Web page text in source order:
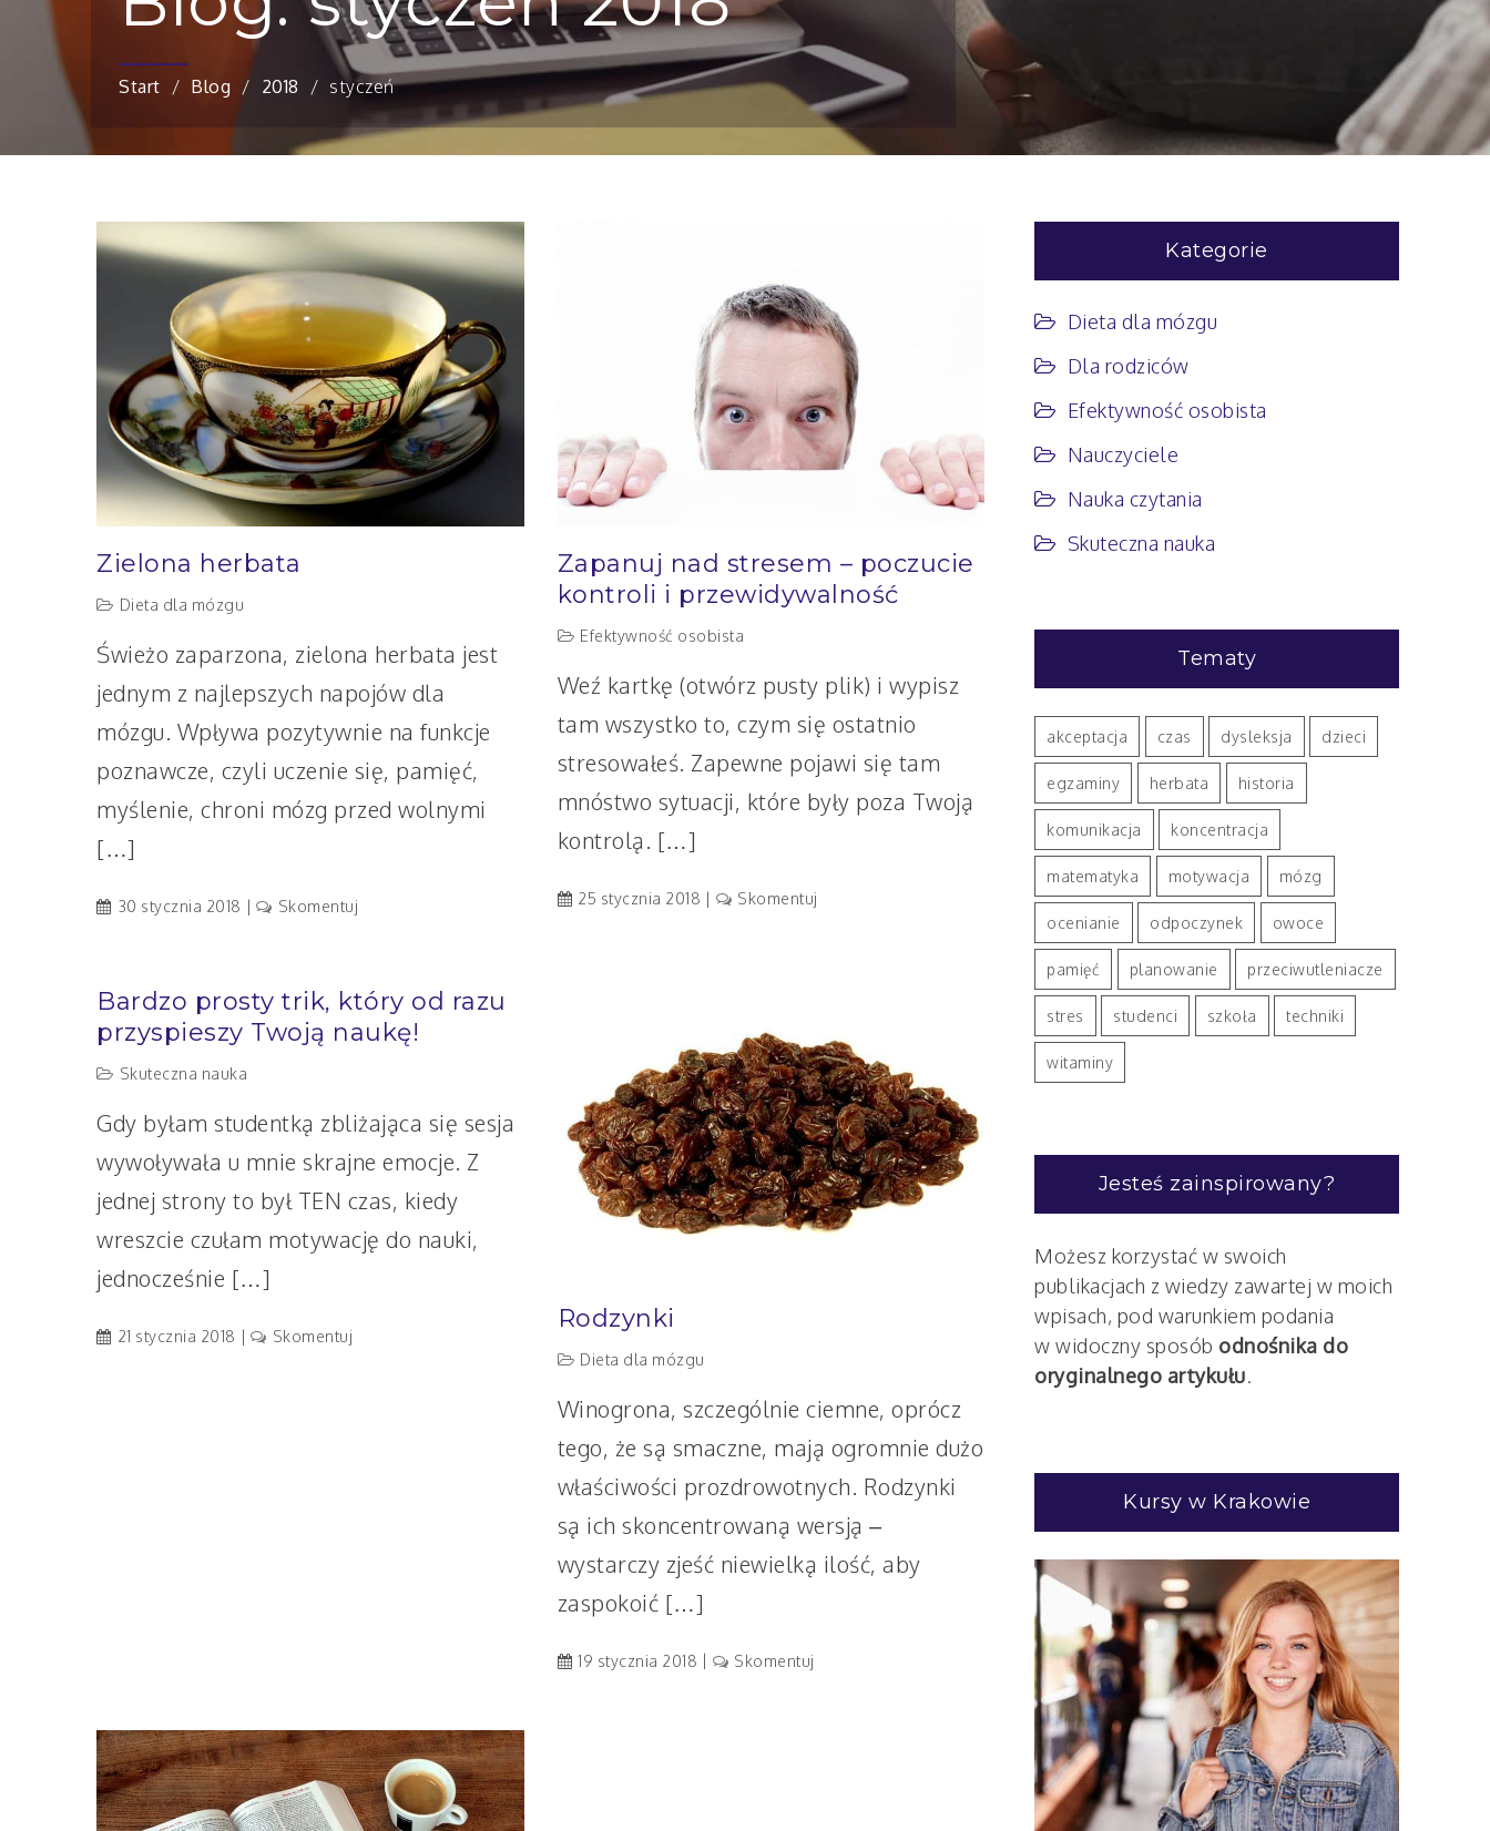
Start Blog 2018 styczeń
Zielona herbata
Dieta dla mózgu
Świeżo zaparzona, zielona herbata jest
jednym z najlepszych napojów dla
mózgu. Wpływa pozytywnie na funkcje
poznawcze, czyli uczenie się, pamięć,
myślenie, chroni mózg przed wolnymi
[…]
30 stycznia 2018 Skomentuj
Zapanuj nad stresem – poczucie
kontroli i przewidywalność
Efektywność osobista
Weź kartkę (otwórz pusty plik) i wypisz
tam wszystko to, czym się ostatnio
stresowałeś. Zapewne pojawi się tam
mnóstwo sytuacji, które były poza Twoją
kontrolą. […]
25 stycznia 2018 Skomentuj
kontroli
i przewidywalność
Bardzo prosty trik, który od razu
przyspieszy Twoją naukę!
Skuteczna nauka
Gdy byłam studentką zbliżająca się sesja
wywoływała u mnie skrajne emocje. Z
jednej strony to był TEN czas, kiedy
wreszcie czułam motywację do nauki,
jednocześnie […]
21 stycznia 2018 Skomentuj
Rodzynki
Dieta dla mózgu
Winogrona, szczególnie ciemne, oprócz
tego, że są smaczne, mają ogromnie dużo
właściwości prozdrowotnych. Rodzynki
są ich skoncentrowaną wersją –
wystarczy zjeść niewielką ilość, aby
zaspokoić […]
19 stycznia 2018 Skomentuj
Kategorie
Dieta dla mózgu
Dla rodziców
Efektywność osobista
Nauczyciele
Nauka czytania
Skuteczna nauka
Tematy
akceptacja czas dysleksja dzieci
egzaminy herbata historia
komunikacja koncentracja
matematyka motywacja mózg
ocenianie odpoczynek owoce
pamięć planowanie przeciwutleniacze
stres studenci szkoła techniki
witaminy
Jesteś zainspirowany?
Możesz korzystać w swoich
publikacjach z wiedzy zawartej w moich
wpisach, pod warunkiem podania
w widoczny sposób odnośnika do
oryginalnego artykułu.
Kursy w Krakowie